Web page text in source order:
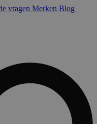
vragen Merken Blog